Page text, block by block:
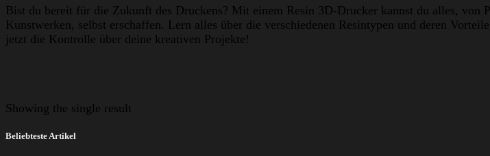
Bist du bereit für die Zukunft des Druckens? Mit einem Resin 3D-Drucker kannst du alles, von
Kunstwerken, selbst erschaffen. Lern alles über die verschiedenen Resintypen und deren
jetzt die Kontrolle über deine kreativen Projekte!
Showing the single result
Beliebteste Artikel